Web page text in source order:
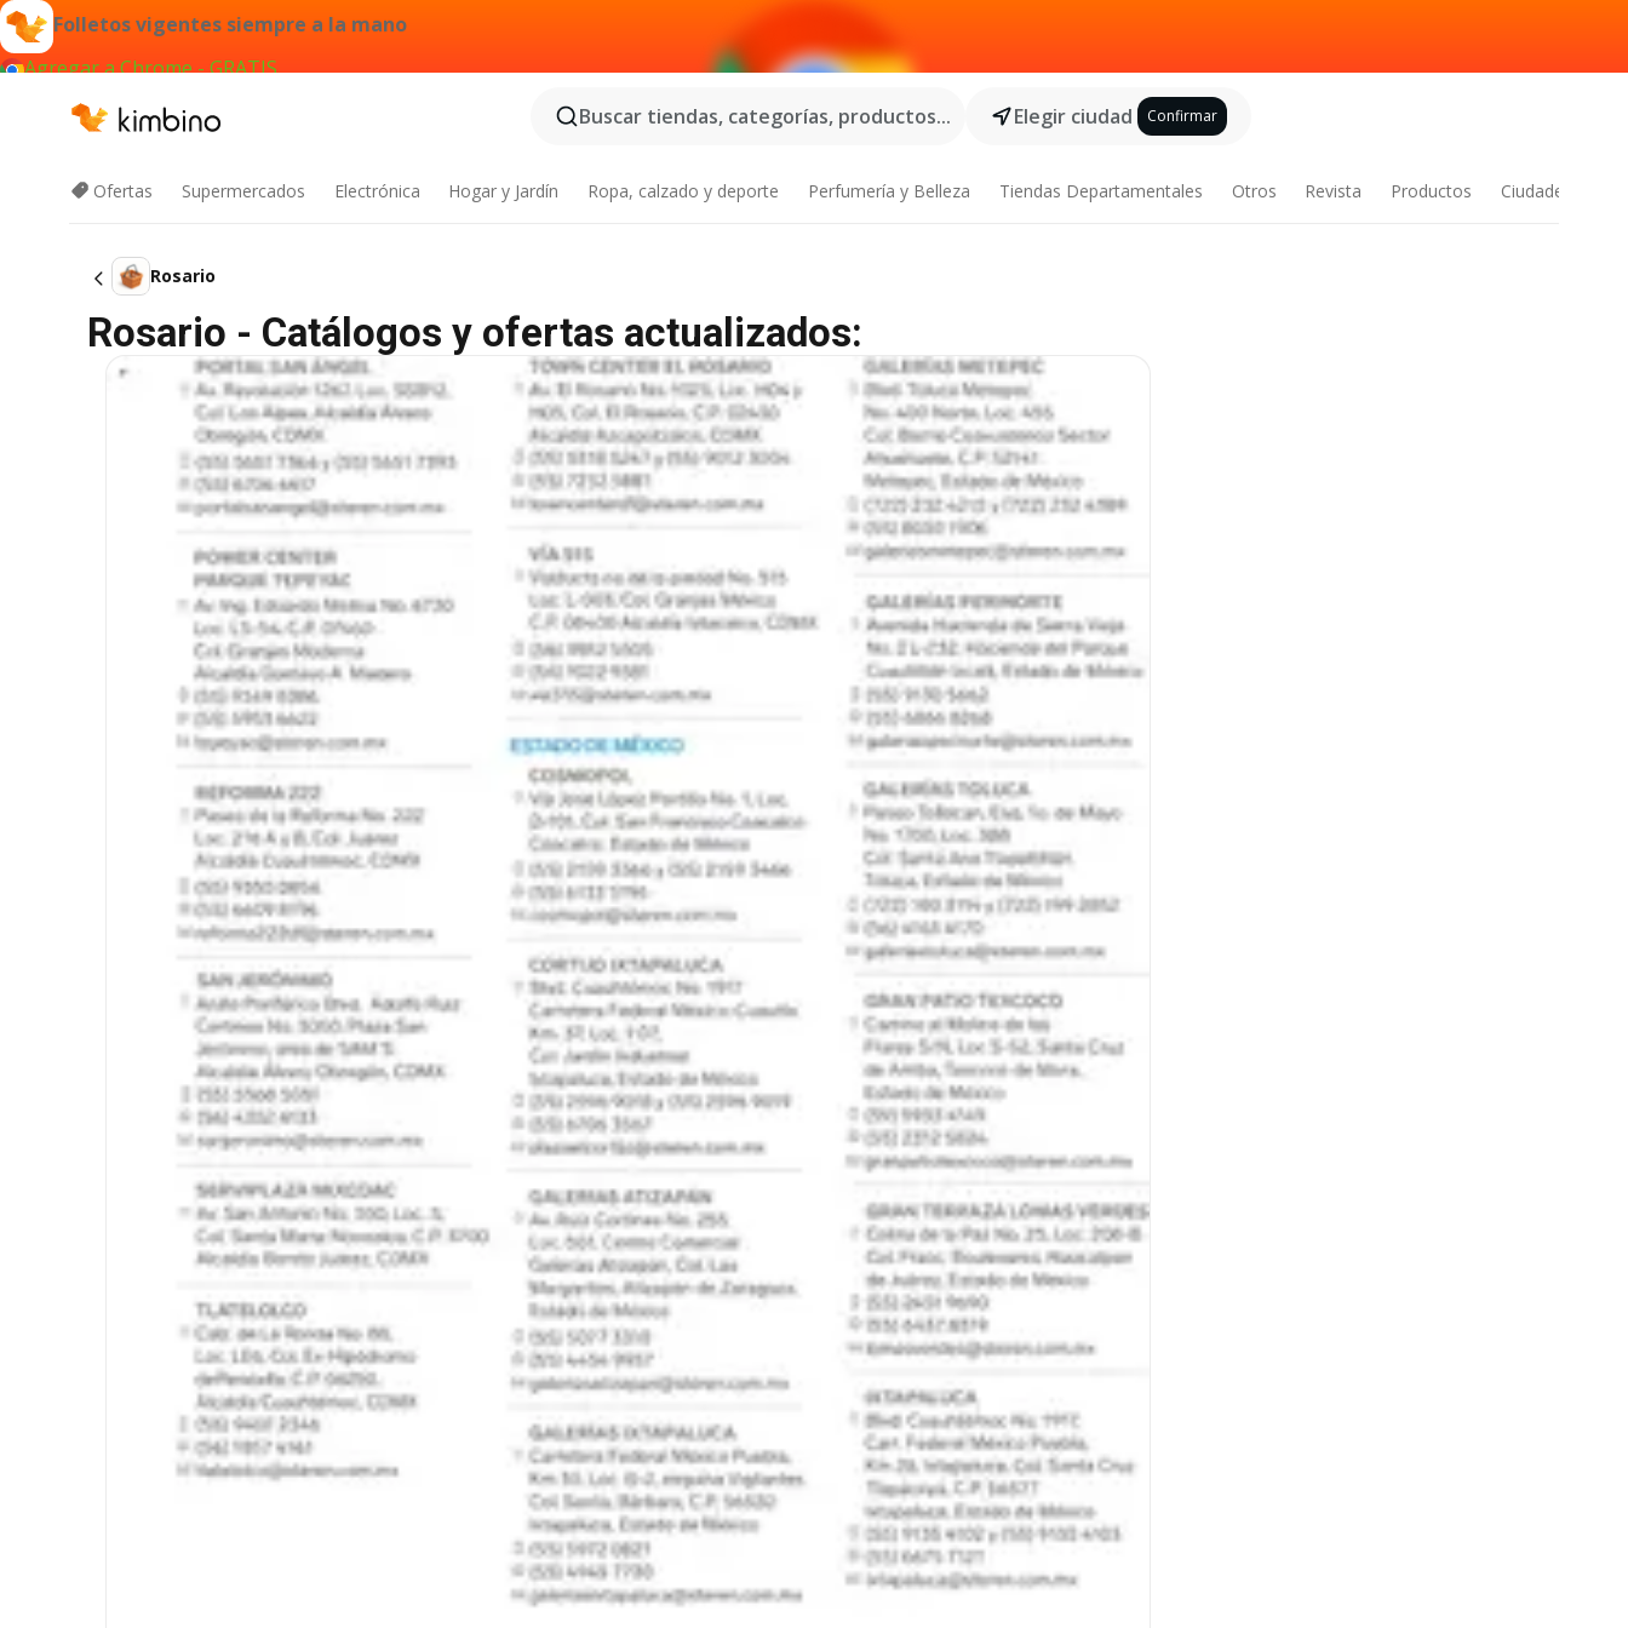
Folletos vigentes siempre a la mano
Agregar a Chrome - GRATIS
Buscar tiendas, categorías, productos...
Elegir ciudad Confirmar
Ofertas Supermercados Electrónica Hogar y Jardín Ropa, calzado y deporte Perfumería y Belleza Tiendas Departamentales Otros Revista Productos Ciudades
Rosario
Rosario - Catálogos y ofertas actualizados: